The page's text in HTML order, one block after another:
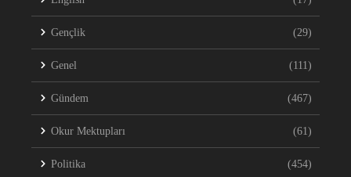
Gençlik (29)
Genel (111)
Gündem (467)
Okur Mektupları (61)
Politika (454)